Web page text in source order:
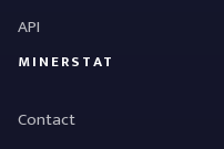
API
MINERSTAT
Contact